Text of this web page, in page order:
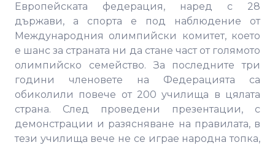
Европейската федерация, наред с 28
държави, а спорта е под наблюдение от
Международния олимпийски комитет, което
е шанс за страната ни да стане част от голямото
олимпийско семейство. За последните три
години членовете на Федерацията са
обиколили повече от 200 училища в цялата
страна. След проведени презентации, с
демонстрации и разясняване на правилата, в
тези училища вече не се играе народна топка,